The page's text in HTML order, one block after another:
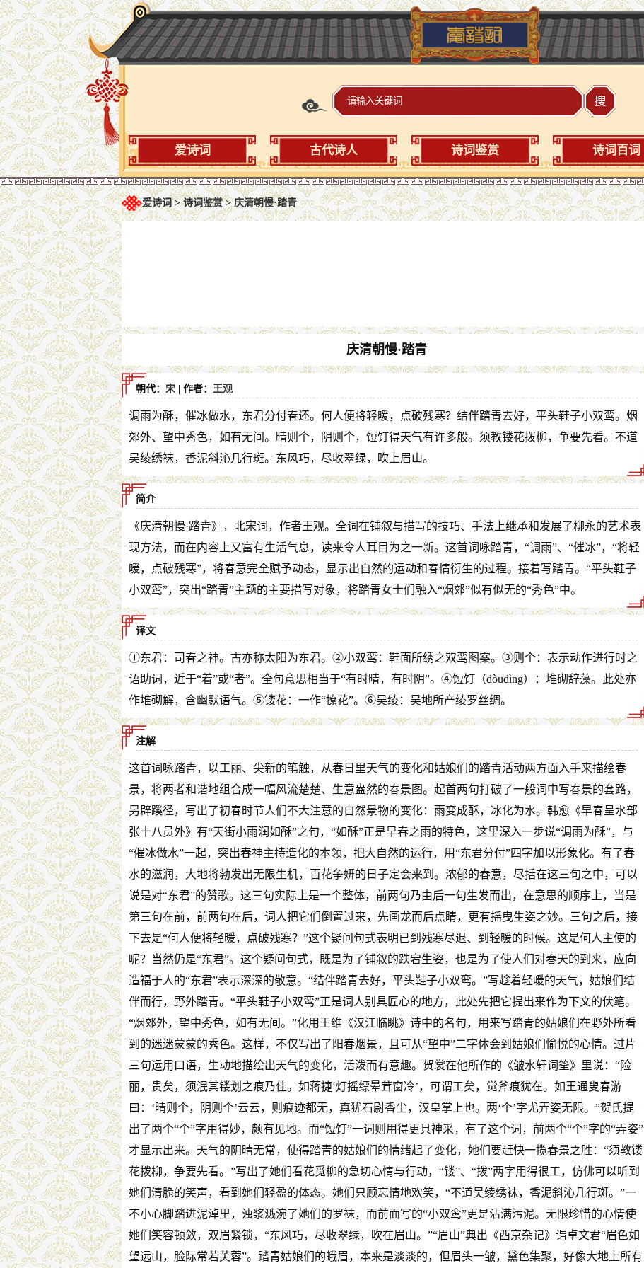
爱诗词 古代诗人 诗词鉴赏 诗词百词
爱诗词 > 诗词鉴赏 > 庆清朝慢·踏青
庆清朝慢·踏青
朝代： 宋 | 作者： 王观
调雨为酥，催冰做水，东君分付春还。何人便将轻暖，点破残寒？结伴踏青去好，平头鞋子小双鸾。烟
郊外、望中秀色，如有无间。晴则个，阴则个，饾饤得天气有许多般。须教镂花拨柳，争要先看。不道
吴绫绣袜，香泥斜沁几行斑。东风巧，尽收翠绿，吹上眉山。
简介
《庆清朝慢·踏青》，北宋词，作者王观。全词在铺叙与描写的技巧、手法上继承和发展了柳永的艺术表
现方法，而在内容上又富有生活气息，读来令人耳目为之一新。这首词咏踏青，“调雨”、“催冰”，“将轻
暖，点破残寒”，将春意完全赋予动态，显示出自然的运动和春情衍生的过程。接着写踏青。“平头鞋子
小双鸾”，突出“踏青”主题的主要描写对象，将踏青女士们融入“烟郊”似有似无的“秀色”中。
译文
①东君：司春之神。古亦称太阳为东君。②小双鸾：鞋面所绣之双鸾图案。③则个：表示动作进行时之
语助词，近于“着”或“者”。全句意思相当于“有时晴，有时阴”。④饾饤（dòudìng）：堆砌辞藻。此处亦
作堆砌解，含幽默语气。⑤镂花：一作“撩花”。⑥吴绫：吴地所产绫罗丝绸。
注解
这首词咏踏青，以工丽、尖新的笔触，从春日里天气的变化和姑娘们的踏青活动两方面入手来描绘春
景，将两者和谐地组合成一幅风流楚楚、生意盎然的春景图。起首两句打破了一般词中写春景的套路，
另辟蹊径，写出了初春时节人们不大注意的自然景物的变化：雨变成酥，冰化为水。韩愈《早春呈水部
张十八员外》有“天街小雨润如酥”之句，“如酥”正是早春之雨的特色，这里深入一步说“调雨为酥”，与
“催冰做水”一起，突出春神主持造化的本领，把大自然的运行，用“东君分付”四字加以形象化。有了春
水的滋润，大地将勃发出无限生机，百花争妍的日子定会来到。浓郁的春意，尽括在这三句之中，可以
说是对“东君”的赞歌。这三句实际上是一个整体，前两句乃由后一句生发而出，在意思的顺序上，当是
第三句在前，前两句在后，词人把它们倒置过来，先画龙而后点睛，更有摇曳生姿之妙。三句之后，接
下去是“何人便将轻暖，点破残寒？”这个疑问句式表明已到残寒尽退、到轻暖的时候。这是何人主使的
呢？当然仍是“东君”。这个疑问句式，既是为了铺叙的跌宕生姿，也是为了使人们对春天的到来，应向
造福于人的“东君”表示深深的敬意。“结伴踏青去好，平头鞋子小双鸾。”写趁着轻暖的天气，姑娘们结
伴而行，野外踏青。“平头鞋子小双鸾”正是词人别具匠心的地方，此处先把它提出来作为下文的伏笔。
“烟郊外，望中秀色，如有无间。”化用王维《汉江临眺》诗中的名句，用来写踏青的姑娘们在野外所看
到的迷迷蒙蒙的秀色。这样，不仅写出了阳春烟景，且可从“望中”二字体会到姑娘们愉悦的心情。过片
三句运用口语，生动地描绘出天气的变化，活泼而有意趣。贺裳在他所作的《皱水轩词筌》里说：“险
丽，贵矣，须泯其镂划之痕乃佳。如蒋捷‘灯摇缥晕茸窗冷’，可谓工矣，觉斧痕犹在。如王通叟春游
曰：‘晴则个，阴则个’云云，则痕迹都无，真犹石尉香尘，汉皇掌上也。两‘个’字尤弄姿无限。”贺氏提
出了两个“个”字用得妙，颇有见地。而“饾饤”一词则用得更具神采，有了这个词，前两个“个”字的“弄姿”
才显示出来。天气的阴晴无常，使得踏青的姑娘们的情绪起了变化，她们要赶快一揽春景之胜：“须教镂
花拨柳，争要先看。”写出了她们看花觅柳的急切心情与行动，“镂”、“拨”两字用得很工，仿佛可以听到
她们清脆的笑声，看到她们轻盈的体态。她们只顾忘情地欢笑，“不道吴绫绣袜，香泥斜沁几行斑。”一
不小心脚踏进泥淖里，浊浆溅涴了她们的罗袜，而前面写的“小双鸾”更是沾满污泥。无限珍惜的心情使
她们笑容顿敛，双眉紧锁，“东风巧，尽收翠绿，吹在眉山。”“眉山”典出《西京杂记》谓卓文君“眉色如
望远山，脸际常若芙蓉”。踏青姑娘们的蛾眉，本来是淡淡的，但眉头一皱，黛色集聚，好像大地上所有